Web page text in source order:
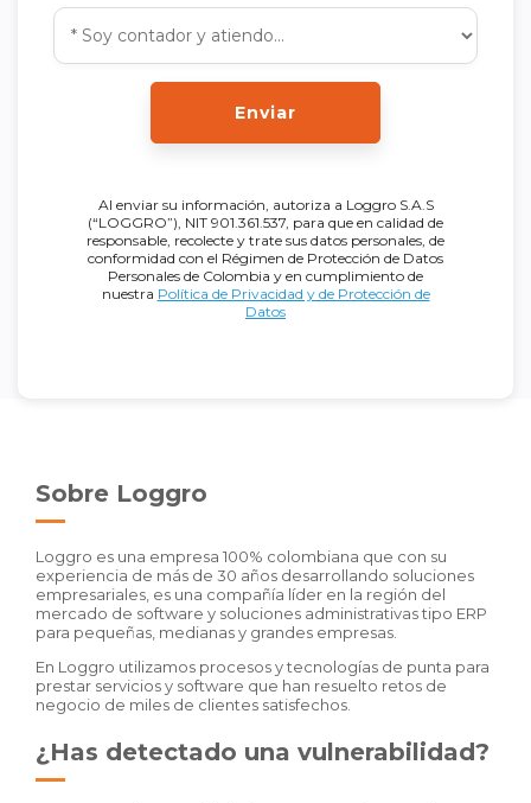
Enviar
Al enviar su información, autoriza a Loggro S.A.S
(“LOGGRO”), NIT 901.361.537, para que en calidad de
responsable, recolecte y trate sus datos personales, de
conformidad con el Régimen de Protección de Datos
Personales de Colombia y en cumplimiento de
nuestra Política de Privacidad y de Protección de
Datos
Sobre Loggro
Loggro es una empresa 100% colombiana que con su
experiencia de más de 30 años desarrollando soluciones
empresariales, es una compañía líder en la región del
mercado de software y soluciones administrativas tipo ERP
para pequeñas, medianas y grandes empresas.
En Loggro utilizamos procesos y tecnologías de punta para
prestar servicios y software que han resuelto retos de
negocio de miles de clientes satisfechos.
¿Has detectado una vulnerabilidad?